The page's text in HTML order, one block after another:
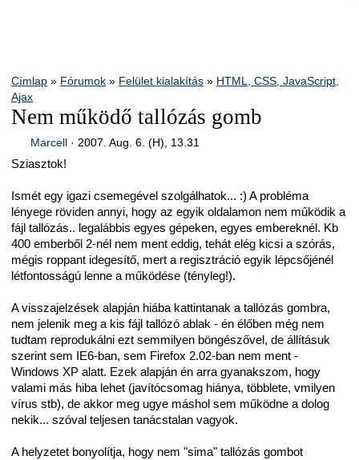
Címlap » Fórumok » Felület kialakítás » HTML, CSS, JavaScript,
Ajax
Nem működő tallózás gomb
Marcell· 2007. Aug. 6. (H), 13.31
Sziasztok!
Ismét egy igazi csemegével szolgálhatok... :) A probléma
lényege röviden annyi, hogy az egyik oldalamon nem működik a
fájl tallózás.. legalábbis egyes gépeken, egyes embereknél. Kb
400 emberből 2-nél nem ment eddig, tehát elég kicsi a szórás,
mégis roppant idegesítő, mert a regisztráció egyik lépcsőjénél
létfontosságú lenne a működése (tényleg!).
A visszajelzések alapján hiába kattintanak a tallózás gombra,
nem jelenik meg a kis fájl tallózó ablak - én élőben még nem
tudtam reprodukálni ezt semmilyen böngészővel, de állításuk
szerint sem IE6-ban, sem Firefox 2.02-ban nem ment -
Windows XP alatt. Ezek alapján én arra gyanakszom, hogy
valami más hiba lehet (javítócsomag hiánya, többlete, vmilyen
vírus stb), de akkor meg ugye máshol sem működne a dolog
nekik... szóval teljesen tanácstalan vagyok.
A helyzetet bonyolítja, hogy nem "sima" tallózás gombot